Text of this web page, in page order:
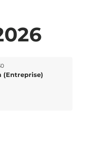
(Entreprise)